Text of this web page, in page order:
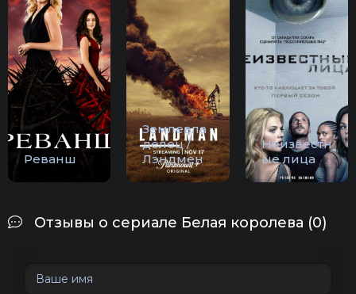
Реванш
Землевла
делец /
Лэндмен
Неизвестн
ые лица
Отзывы о сериале Белая королева (0)